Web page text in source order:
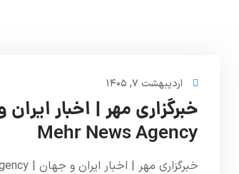
اردیبهشت ۷, ۱۴۰۵
خبرگزاری مهر | اخبار
Mehr News Agency